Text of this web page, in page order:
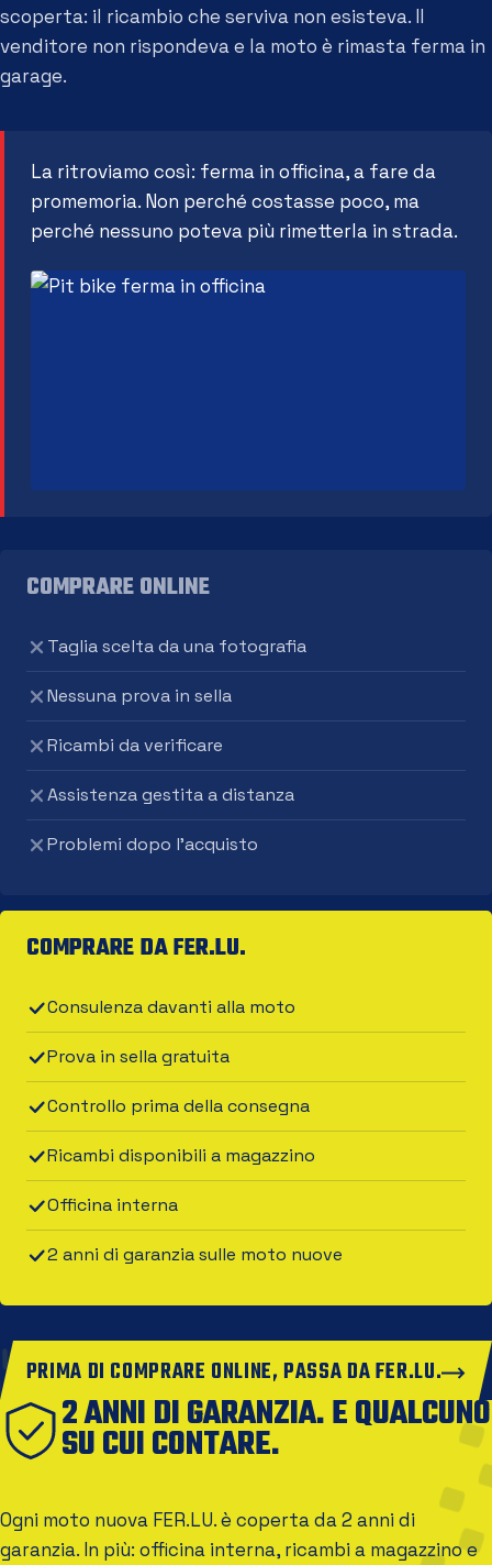
scoperta: il ricambio che serviva non esisteva. Il
venditore non rispondeva e la moto è rimasta ferma in
garage.
La ritroviamo così: ferma in officina, a fare da
promemoria. Non perché costasse poco, ma
perché nessuno poteva più rimetterla in strada.
COMPRARE ONLINE
Taglia scelta da una fotografia
Nessuna prova in sella
Ricambi da verificare
Assistenza gestita a distanza
Problemi dopo l'acquisto
COMPRARE DA FER.LU.
Consulenza davanti alla moto
Prova in sella gratuita
Controllo prima della consegna
Ricambi disponibili a magazzino
Officina interna
2 anni di garanzia sulle moto nuove
PRIMA DI COMPRARE ONLINE, PASSA DA FER.LU.
2 ANNI DI GARANZIA. E QUALCUNO
SU CUI CONTARE.
Ogni moto nuova FER.LU. è coperta da 2 anni di
garanzia. In più: officina interna, ricambi a magazzino e